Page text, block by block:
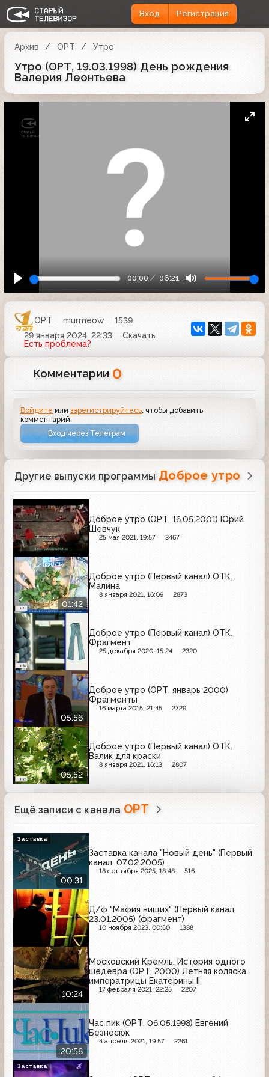
Вход Регистрация
Архив ОРТ Утро
Утро (ОРТ, 19.03.1998) День рождения
Валерия Леонтьева
00:00 06:21
ОРТ murmeow
1539
29 января 2024, 22:33
Скачать
Есть проблема?
Комментарии 0
Войдите илизарегистрируйтесь , чтобы добавить
комментарий
Вход через Телеграм
Другие выпуски программы Доброе утро
Доброе утро (ОРТ, 16.05.2001) Юрий
Шевчук
25 мая 2021, 19:57 3467
01:42
Доброе утро (Первый канал) ОТК.
Малина
8 января 2021, 16:09 2873
Доброе утро (Первый канал) ОТК.
Фрагмент
25 декабря 2020, 15:24 2320
05:56
Доброе утро (ОРТ, январь 2000)
Фрагменты
16 марта 2015, 21:45 2729
05:52
Доброе утро (Первый канал) ОТК.
Валик для краски
8 января 2021, 16:13 2807
Ещё записи с канала ОРТ
00:31
Заставка канала "Новый день" (Первый
канал, 07.02.2005)
18 сентября 2025, 18:48 516
Заставка
Д/ф "Мафия нищих" (Первый канал,
23.01.2005) (фрагмент)
10 ноября 2023, 00:50 1388
10:24
Московский Кремль. История одного
шедевра (ОРТ, 2000) Летняя коляска
императрицы Екатерины II
17 февраля 2021, 22:25 2207
20:58
Час пик (ОРТ, 06.05.1998) Евгений
Безносюк
4 апреля 2021, 19:57 2261
Заставка